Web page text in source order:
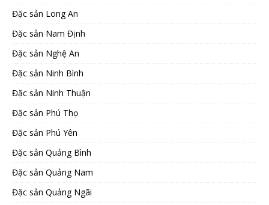
Đặc sản Long An
Đặc sản Nam Định
Đặc sản Nghệ An
Đặc sản Ninh Bình
Đặc sản Ninh Thuận
Đặc sản Phú Thọ
Đặc sản Phú Yên
Đặc sản Quảng Bình
Đặc sản Quảng Nam
Đặc sản Quảng Ngãi